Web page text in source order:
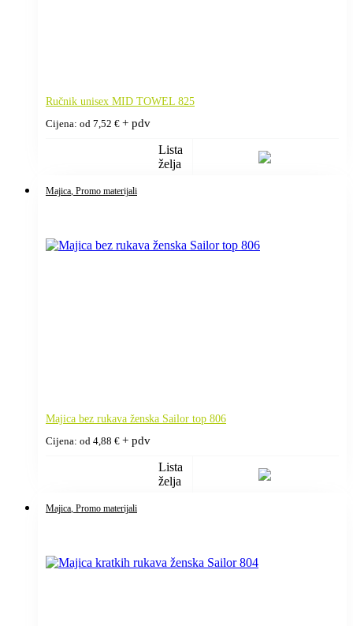
Ručnik unisex MID TOWEL 825
Cijena: od 7,52 € + pdv
Lista
želja
Majica , Promo materijali
Majica bez rukava ženska Sailor top 806
Cijena: od 4,88 € + pdv
Lista
želja
Majica , Promo materijali